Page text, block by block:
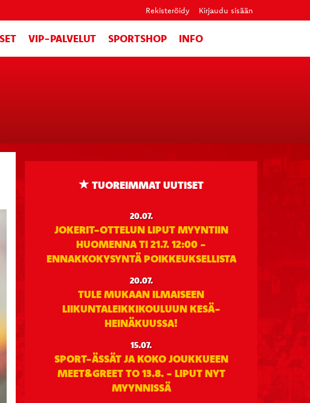
Rekisteröidy Kirjaudu sisään
VIP-PALVELUT SPORTSHOP INFO
TUOREIMMAT UUTISET
20.07.
JOKERIT-OTTELUN LIPUT MYYNTIIN
HUOMENNA TI 21.7. 12:00 -
ENNAKKOKYSYNTÄ POIKKEUKSELLISTA
20.07.
TULE MUKAAN ILMAISEEN
LIIKUNTALEIKKIKOULUUN KESÄ-
HEINÄKUUSSA!
15.07.
SPORT-ÄSSÄT JA KOKO JOUKKUEEN
MEET&GREET TO 13.8. - LIPUT NYT
MYYNNISSÄ